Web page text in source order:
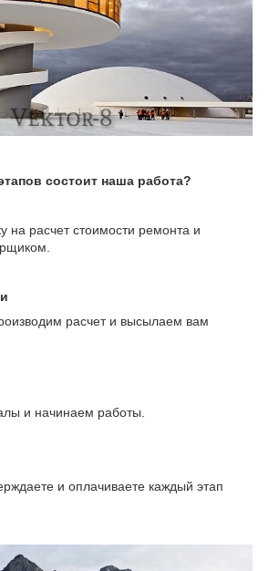
состоит наша работа?
на расчет стоимости ремонта и
расчет и высылаем вам
и начинаем работы.
и оплачиваете каждый этап